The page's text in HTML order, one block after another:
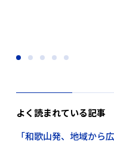
よく読まれている記事
「和歌山発、地域から